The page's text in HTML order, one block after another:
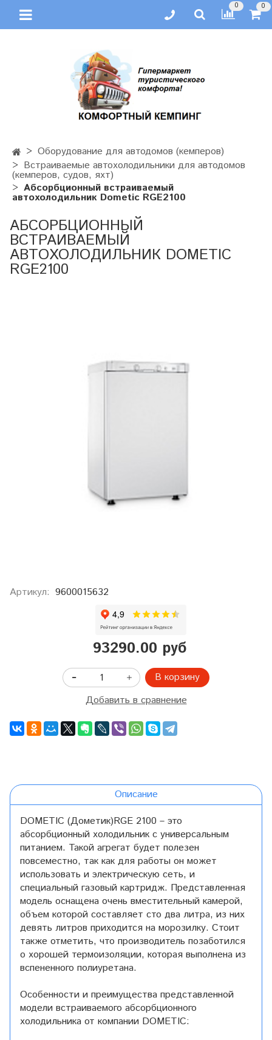
0 0
Оборудование для автодомов (кемперов)
Встраиваемые автохолодильники для автодомов
(кемперов, судов, яхт)
Абсорбционный встраиваемый
автохолодильник Dometic RGE2100
АБСОРБЦИОННЫЙ
ВСТРАИВАЕМЫЙ
АВТОХОЛОДИЛЬНИК DOMETIC
RGE2100
Артикул: 9600015632
93290.00 руб
В корзину
Добавить в сравнение
Описание
DOMETIC (Дометик)RGE 2100 – это
абсорбционный холодильник с универсальным
питанием. Такой агрегат будет полезен
повсеместно, так как для работы он может
использовать и электрическую сеть, и
специальный газовый картридж. Представленная
модель оснащена очень вместительный камерой,
объем которой составляет сто два литра, из них
девять литров приходится на морозилку. Стоит
также отметить, что производитель позаботился
о хорошей термоизоляции, которая выполнена из
вспененного полиуретана.
Особенности и преимущества представленной
модели встраиваемого абсорбционного
холодильника от компании DOMETIC: